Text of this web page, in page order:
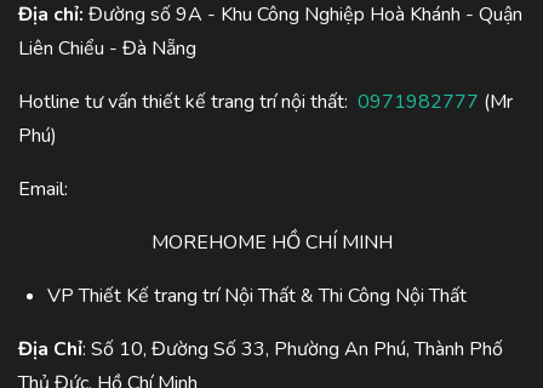
Địa chỉ: Đường số 9A - Khu Công Nghiệp Hoà Khánh - Quận
Liên Chiểu - Đà Nẵng
Hotline tư vấn thiết kế trang trí nội thất: 0971982777 (Mr
Phú)
Email:
MOREHOME HỒ CHÍ MINH
VP Thiết Kế trang trí Nội Thất & Thi Công Nội Thất
Địa Chỉ: Số 10, Đường Số 33, Phường An Phú, Thành Phố